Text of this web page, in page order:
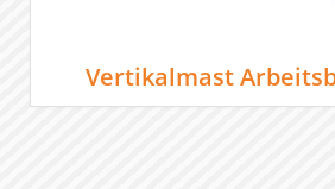
Vertikalmast